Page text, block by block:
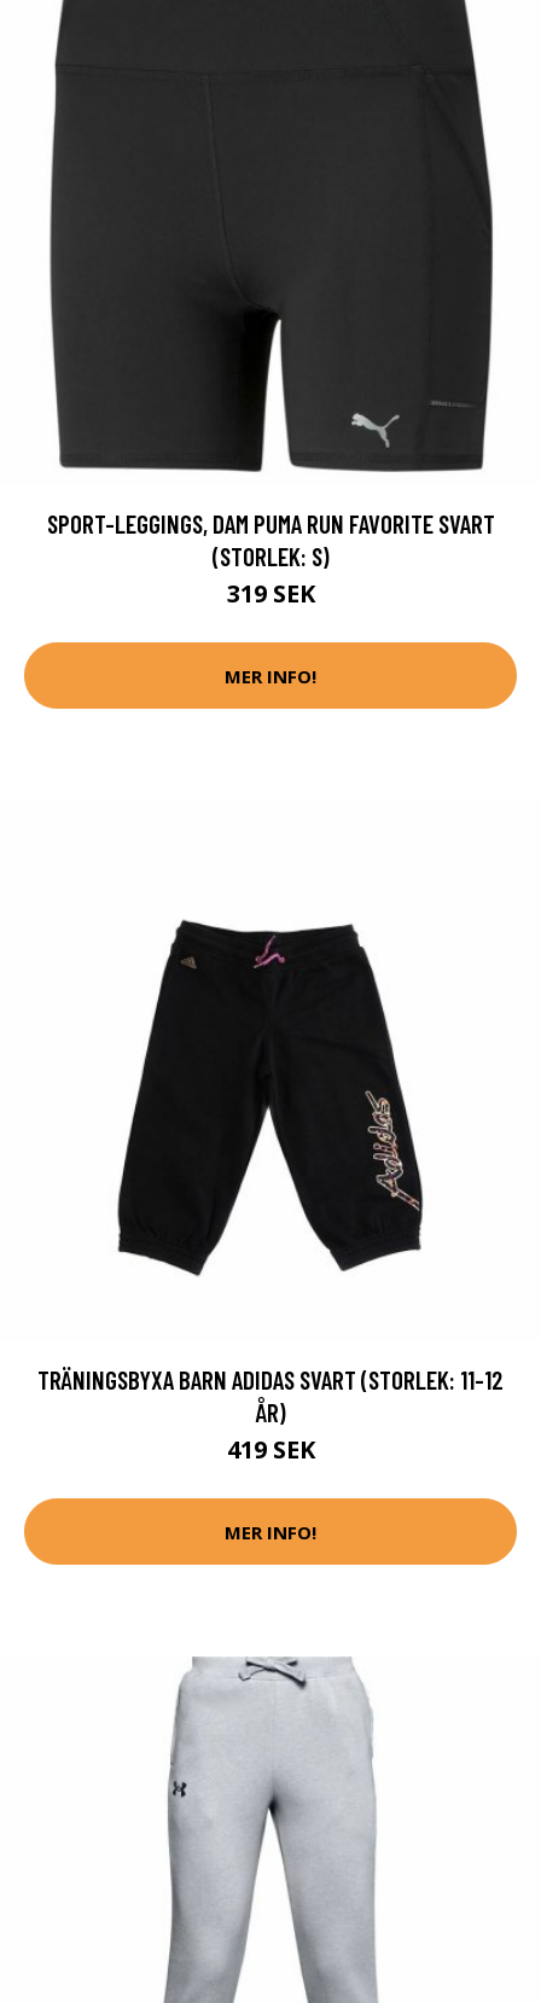
SPORT-LEGGINGS, DAM PUMA RUN FAVORITE SVART
(STORLEK: S)
319 SEK
MER INFO!
TRÄNINGSBYXA BARN ADIDAS SVART (STORLEK: 11-12
ÅR)
419 SEK
MER INFO!